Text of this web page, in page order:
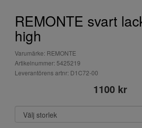
REMONTE svart
high
Varumärke: REMONTE
Artikelnummer: 5425219
Leverantörens artnr: D1C72-00
1100 kr